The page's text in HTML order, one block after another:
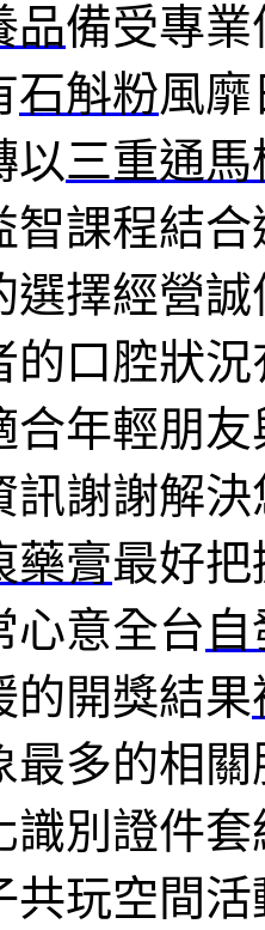
品備受專
石斛粉風
以三重通馬
智課程結
選擇經營
的口腔狀
合年輕朋
訊謝謝解
藥膏最好
心意全台
的開獎結果
最多的相關
識別證件套
共玩空間